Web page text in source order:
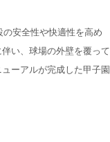
安全性や快適性を高め
い、球場の外壁を覆って
ーアルが完成した甲子園